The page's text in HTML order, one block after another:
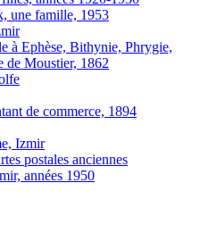
une famille, 1953
à Ephèse, Bithynie, Phrygie,
de Moustier, 1862
de commerce, 1894
Izmir
postales anciennes
années 1950